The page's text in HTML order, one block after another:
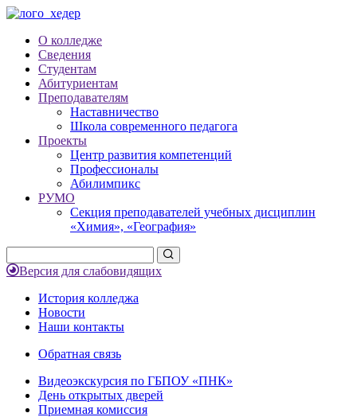
О колледже
Сведения
Студентам
Абитуриентам
Преподавателям
Наставничество
Школа современного педагога
Проекты
Центр развития компетенций
Профессионалы
Абилимпикс
РУМО
Секция преподавателей учебных дисциплин
«Химия», «География»
Версия для слабовидящих
История колледжа
Новости
Наши контакты
Обратная связь
Видеоэкскурсия по ГБПОУ «ПНК»
День открытых дверей
Приемная комиссия